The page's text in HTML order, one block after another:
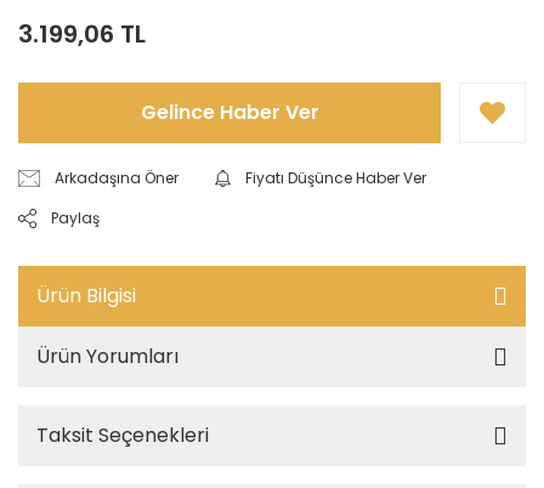
3.199,06 TL
Gelince Haber Ver
Arkadaşına Öner
Fiyatı Düşünce Haber Ver
Paylaş
Ürün Bilgisi
Ürün Yorumları
Taksit Seçenekleri